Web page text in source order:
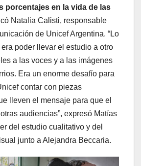
porcentajes en la vida de las
Natalia Calisti, responsable
de Unicef Argentina. “Lo
poder llevar el estudio a otro
a las voces y a las imágenes
Era un enorme desafío para
contar con piezas
lleven el mensaje para que el
audiencias”, expresó Matías
del estudio cualitativo y del
junto a Alejandra Beccaria.